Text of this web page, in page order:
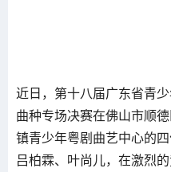
近日，第十八届广东省青
曲种专场决赛在佛山市顺
镇青少年粤剧曲艺中心的
吕柏霖、叶尚儿，在激烈